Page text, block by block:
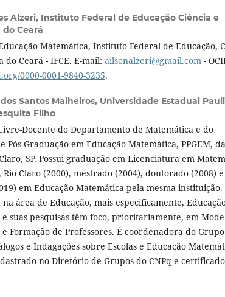
Alzeri, Instituto Federal de Educação Ciência e
Ceará
Matemática, Instituto Federal de Educação,
do Ceará - IFCE. E-mail: ailsonalzeri@gmail.com -
0000-0001-9840-3235.
Santos Malheiros, Universidade Estadual
Filho
Docente do Departamento de Matemática e do
Pós-Graduação em Educação Matemática, PPGEM, da
Claro, SP. Possui graduação em Licenciatura em
Rio Claro (2000), mestrado (2004), doutorado (2008)
em Educação Matemática pela mesma instituição.
área de Educação, mais especificamente,
suas pesquisas têm foco, prioritariamente, em
Formação de Professores. É coordenadora do
e Indagações sobre Escolas e Educação
no Diretório de Grupos do CNPq e